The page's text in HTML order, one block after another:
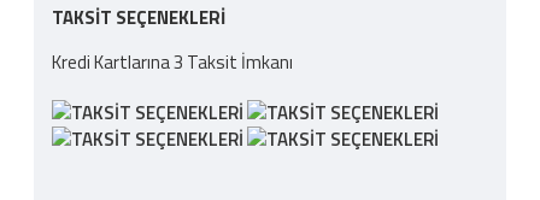
TAKSIT SEÇENEKLERI
Kredi Kartlarına 3 Taksit İmkanı